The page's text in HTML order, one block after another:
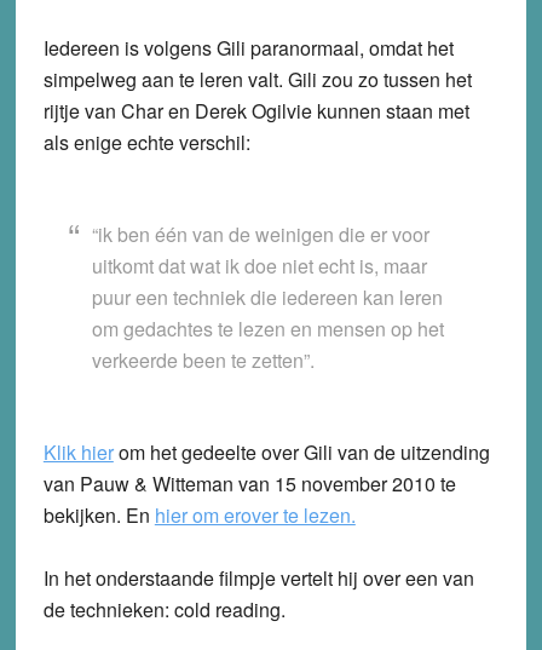
Iedereen is volgens Gili paranormaal, omdat het
simpelweg aan te leren valt. Gili zou zo tussen het
rijtje van Char en Derek Ogilvie kunnen staan met
als enige echte verschil:
“ik ben één van de weinigen die er voor
uitkomt dat wat ik doe niet echt is, maar
puur een techniek die iedereen kan leren
om gedachtes te lezen en mensen op het
verkeerde been te zetten”.
Klik hierom het gedeelte over Gili van de uitzending
van Pauw & Witteman van 15 november 2010 te
bekijken. En hier om erover te lezen.
In het onderstaande filmpje vertelt hij over een van
de technieken: cold reading.